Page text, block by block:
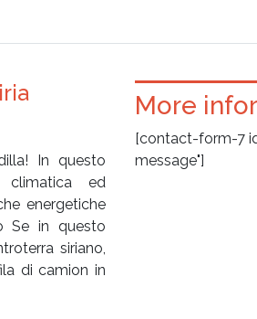
In questo
climatica ed
energetiche
Se in questo
siriano,
di camion in
More
[contact-form-7
message"]